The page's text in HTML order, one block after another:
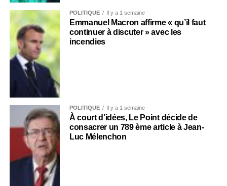
POLITIQUE Il y a 1 semaine
Emmanuel Macron affirme « qu’il faut
continuer à discuter » avec les
incendies
POLITIQUE Il y a 1 semaine
À court d’idées, Le Point décide de
consacrer un 789 ème article à Jean-
Luc Mélenchon